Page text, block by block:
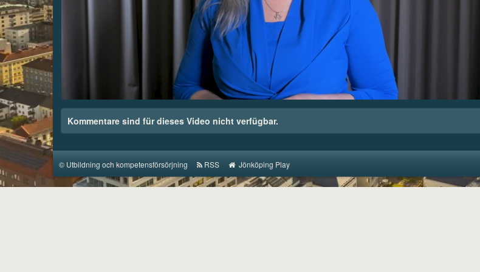
/04:06
Kommentare sind für dieses Video nicht verfügbar.
© Utbildning och kompetensförsörjning RSS Jönköping Play